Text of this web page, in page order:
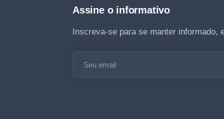
Assine o informativo
Inscreva-se para se manter
Seu email